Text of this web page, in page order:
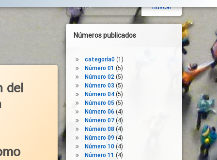
del
Barra
lateral
derecha
Números publicados
categoría0(1)
Número 01 (5)
Número 02(5)
Número 03 (5)
Número 04(5)
Número 05 (5)
Número 06 (4)
Número 07(4)
Número 08 (4)
Número 09(4)
Número 10(4)
Número 11 (4)